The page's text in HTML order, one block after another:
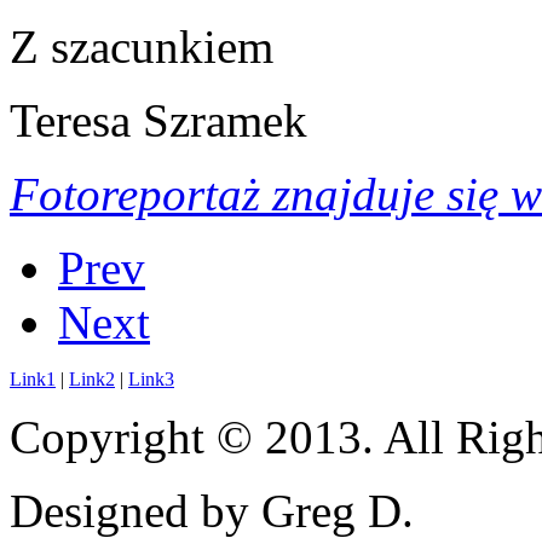
Z szacunkiem
Teresa Szramek
Fotoreportaż znajduje się
Prev
Next
Link1 | Link2 | Link3
Copyright © 2013. All
Designed by Greg D.